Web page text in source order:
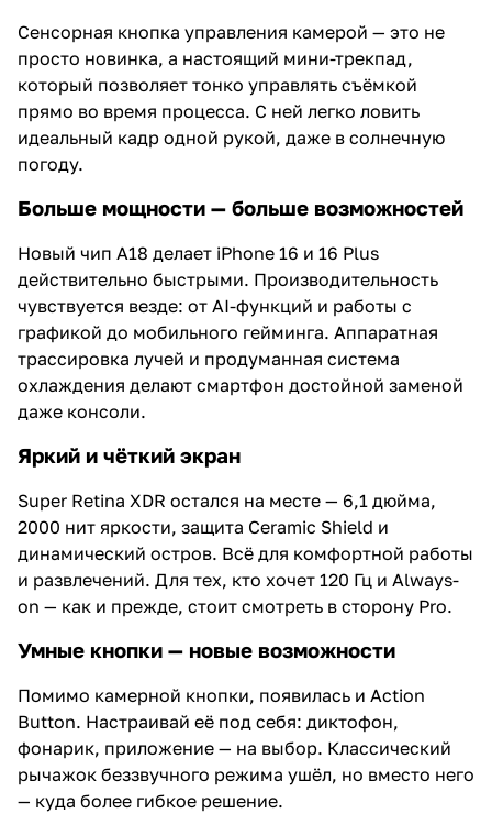
Сенсорная кнопка управления камерой — это не
просто новинка, а настоящий мини-трекпад,
который позволяет тонко управлять съёмкой
прямо во время процесса. С ней легко ловить
идеальный кадр одной рукой, даже в солнечную
погоду.
Больше мощности — больше возможностей
Новый чип A18 делает iPhone 16 и 16 Plus
действительно быстрыми. Производительность
чувствуется везде: от AI-функций и работы с
графикой до мобильного гейминга. Аппаратная
трассировка лучей и продуманная система
охлаждения делают смартфон достойной заменой
даже консоли.
Яркий и чёткий экран
Super Retina XDR остался на месте — 6,1 дюйма,
2000 нит яркости, защита Ceramic Shield и
динамический остров. Всё для комфортной работы
и развлечений. Для тех, кто хочет 120 Гц и Always-
on — как и прежде, стоит смотреть в сторону Pro.
Умные кнопки — новые возможности
Помимо камерной кнопки, появилась и Action
Button. Настраивай её под себя: диктофон,
фонарик, приложение — на выбор. Классический
рычажок беззвучного режима ушёл, но вместо него
— куда более гибкое решение.